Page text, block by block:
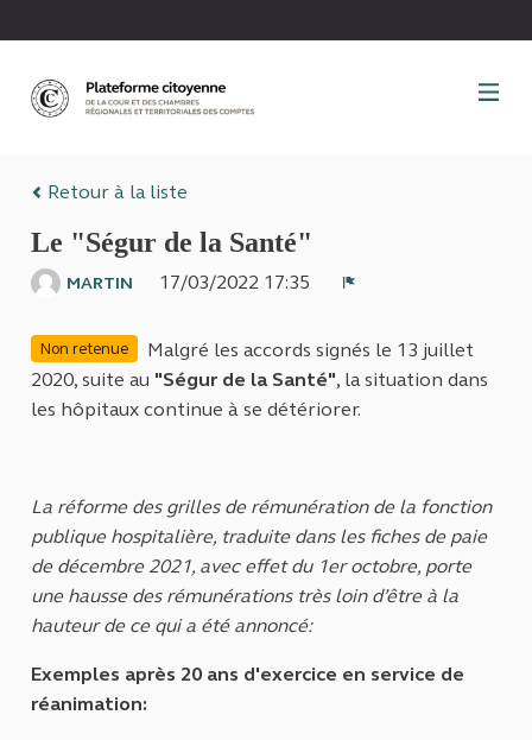
Retour à la liste
Le "Ségur de la Santé"
MARTIN
17/03/2022 17:35
Non retenue
Malgré les accords signés le 13 juillet
2020, suite au "Ségur de la Santé", la situation dans
les hôpitaux continue à se détériorer.
La réforme des grilles de rémunération de la fonction
publique hospitalière, traduite dans les fiches de paie
de décembre 2021, avec effet du 1er octobre, porte
une hausse des rémunérations très loin d’être à la
hauteur de ce qui a été annoncé:
Exemples après 20 ans d'exercice en service de
réanimation: